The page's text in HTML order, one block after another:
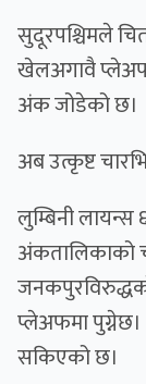
सुदूरपश्चिमले
खेलअगावै
अंक जोडेको छ।
अब उत्कृष्ट
लुम्बिनी
अंकतालिकाको
प्लेअफमा
सकिएको छ।